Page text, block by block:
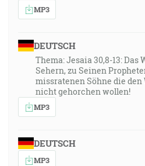
MP3
DEUTSCH
Thema: Jesaia 30,8-13: Das
Sehern, zu Seinen
missratenen Söhne die den
nicht gehorchen wollen!
MP3
DEUTSCH
MP3